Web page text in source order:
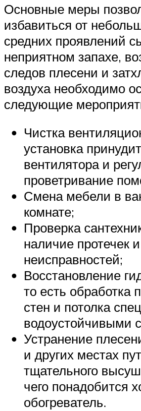
Основные меры
избавиться от
средних проявлений
неприятном запахе,
следов плесени и
воздуха необходимо
следующие
Чистка
установка
вентилятора и
проветривание
Смена мебели в
комнате;
Проверка
наличие протечек
неисправностей;
Восстановление
то есть обработка
стен и потолка
водоустойчивыми
Устранение
и других местах
тщательного
чего понадобится
обогреватель.